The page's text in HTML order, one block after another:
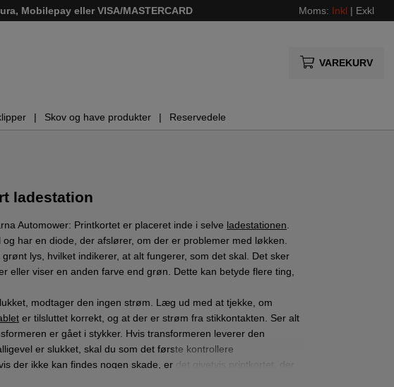
Mobilepay eller VISA/MASTERCARD Moms: Inkl | Exkl
VAREKURV
Skov og have produkter Reservedele
ladestation
Automower: Printkortet er placeret inde i selve ladestationen.
har en diode, der afslører, om der er problemer med løkken.
lys, hvilket indikerer, at alt fungerer, som det skal. Det sker
eller viser en anden farve end grøn. Dette kan betyde flere ting,
modtager den ingen strøm. Læg ud med at tjekke, om
er tilsluttet korrekt, og at der er strøm fra stikkontakten. Ser alt
er gået i stykker. Hvis transformeren leverer den
er slukket, skal du som det første kontrollere
der ikke kan findes nogen skade, er det givetvis printkortet, der
at udskifte det med et nyt.